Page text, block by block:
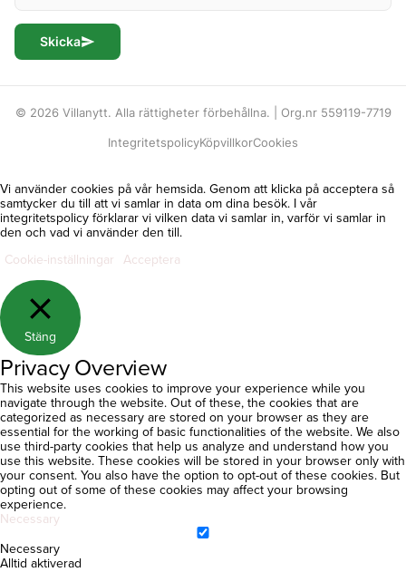
Skicka
© 2026 Villanytt. Alla rättigheter förbehållna. | Org.nr 559119-7719
IntegritetspolicyKöpvillkorCookies
Vi använder cookies på vår hemsida. Genom att klicka på acceptera så
samtycker du till att vi samlar in data om dina besök. I vår
integritetspolicy förklarar vi vilken data vi samlar in, varför vi samlar in
den och vad vi använder den till.
Cookie-inställningar
Acceptera
Stäng
Privacy Overview
This website uses cookies to improve your experience while you
navigate through the website. Out of these, the cookies that are
categorized as necessary are stored on your browser as they are
essential for the working of basic functionalities of the website. We also
use third-party cookies that help us analyze and understand how you
use this website. These cookies will be stored in your browser only with
your consent. You also have the option to opt-out of these cookies. But
opting out of some of these cookies may affect your browsing
experience.
Necessary
Necessary
Alltid aktiverad